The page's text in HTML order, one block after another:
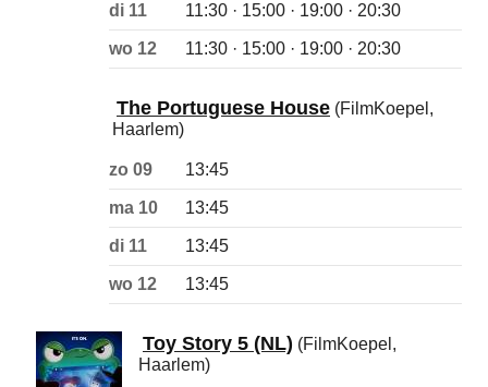
di 11 11:30 · 15:00 · 19:00 · 20:30
wo 12 11:30 · 15:00 · 19:00 · 20:30
The Portuguese House (FilmKoepel,
Haarlem)
zo 09 13:45
ma 10 13:45
di 11 13:45
wo 12 13:45
Toy Story 5 (NL) (FilmKoepel,
Haarlem)